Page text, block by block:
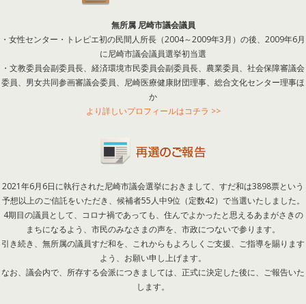
無所属 尼崎市議会議員
・女性センター・トレピエ初の民間人所長（2004～2009年3月）の後、2009年6月
に尼崎市議会議員選挙初当選
・文教委員会副委員長、経済環境市民委員会副委員長、農業委員、社会保障審議会
委員、男女共同参画審議会委員、尼崎医療健康財団理事、総合文化センター理事ほ
か
より詳しいプロフィールはコチラ >>
2021年6月6日に執行された尼崎市議会選挙におきまして、すだ和は3898票という
予想以上のご信託をいただき、候補者55人中9位（定数42）で当選いたしました。
4期目の議員として、コロナ禍であっても、住んでよかったと思えるあまがさきの
まちになるよう、市民のみなさまの声を、市政につないで参ります。
引き続き、無所属の議員すだ和を、これからもよろしくご支援、ご指導を賜ります
よう、お願い申し上げます。
なお、議会内で、所存する会派につきましては、正式に決定した後に、ご報告いた
します。